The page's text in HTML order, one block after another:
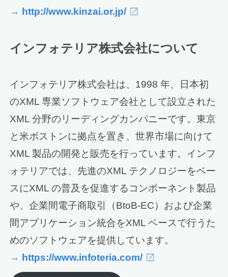
→ http://www.kinzai.or.jp/
インフォテリア株式会社について
インフォテリア株式会社は、1998 年、日本初
のXML 専業ソフトウェア会社として設立された
XML 分野のリーディングカンパニーです。東京
と米ボストンに拠点を置き、世界市場に向けて
XML 製品の開発と販売を行っています。インフ
ォテリアでは、先進のXML テクノロジーをベー
スにXML の普及を促進するコンポーネント製品
や、企業間電子商取引（BtoB-EC）および企業
間アプリケーション統合をXML ベースで行うた
めのソフトウェアを提供しています。
→ https://www.infoteria.com/